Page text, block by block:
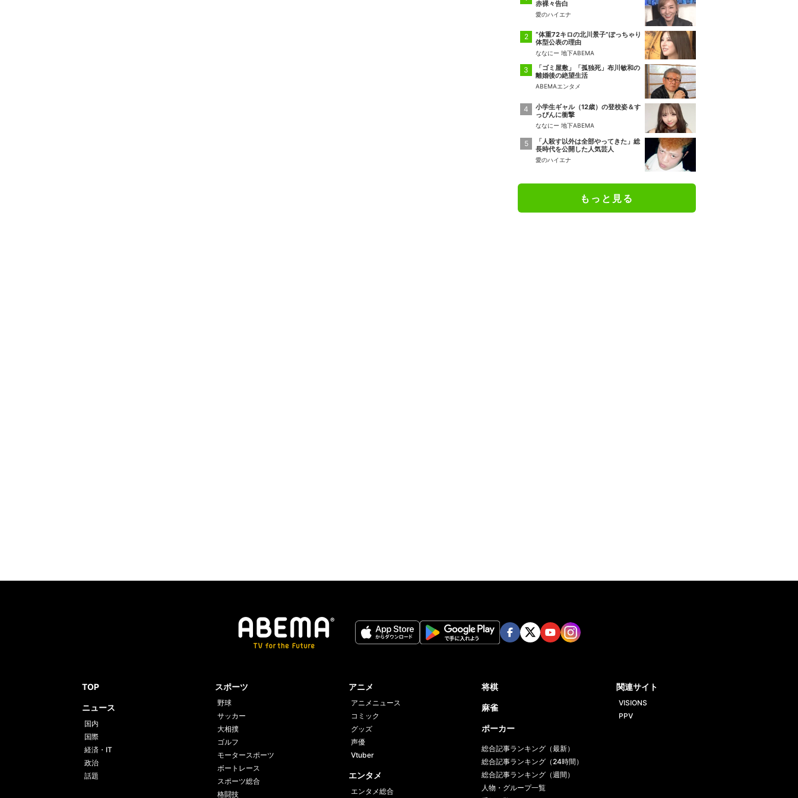
赤裸々告白
愛のハイエナ
“体重72キロの北川景子”ぽっちゃり
体型公表の理由
ななにー 地下ABEMA
「ゴミ屋敷」「孤独死」布川敏和の
離婚後の絶望生活
ABEMAエンタメ
小学生ギャル（12歳）の登校姿＆す
っぴんに衝撃
ななにー 地下ABEMA
「人殺す以外は全部やってきた」総
長時代を公開した人気芸人
愛のハイエナ
もっと見る
TOP
ニュース
国内
国際
経済・IT
政治
話題
スポーツ
野球
サッカー
大相撲
ゴルフ
モータースポーツ
ボートレース
スポーツ総合
格闘技
アニメ
アニメニュース
コミック
グッズ
声優
Vtuber
エンタメ
エンタメ総合
将棋
麻雀
ポーカー
総合記事ランキング（最新）
総合記事ランキング（24時間）
総合記事ランキング（週間）
人物・グループ一覧
関連サイト
VISIONS
PPV